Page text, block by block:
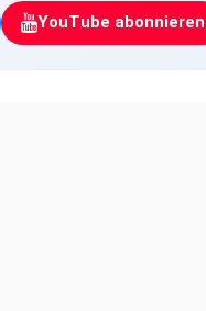
YouTube abonnieren